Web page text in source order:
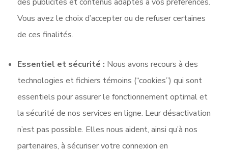
Vous avez le choix d’accepter ou de refuser certaines
de ces finalités.
Essentiel et sécurité : Nous avons recours à des
technologies et fichiers témoins (“cookies”) qui sont
essentiels pour assurer le fonctionnement optimal et
la sécurité de nos services en ligne. Leur désactivation
n’est pas possible. Elles nous aident, ainsi qu’à nos
partenaires, à sécuriser votre connexion en